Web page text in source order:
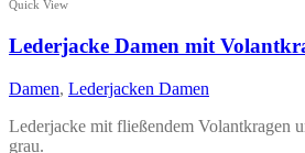
Quick View
Lederjacke Damen mit
Damen, Lederjacken Damen
Lederjacke mit fließendem Volantkragen
grau.